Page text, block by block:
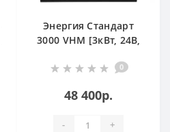
Энергия Стандарт
3000 VHM [3кВт, 24В,
0
48 400р.
- +